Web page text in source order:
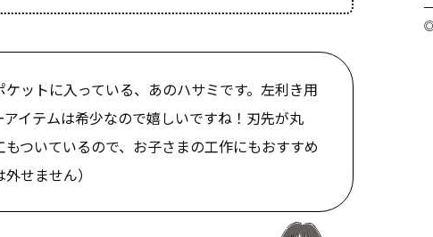
ットに入っている、あのハサミです。左利き用
アイテムは希少なので嬉しいですね！刃先が丸
もついているので、お子さまの工作にもおすすめ
せません）